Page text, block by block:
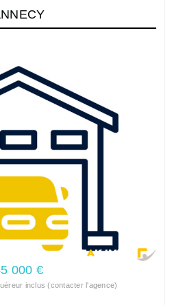
000 €
inclus (contacter l'agence)